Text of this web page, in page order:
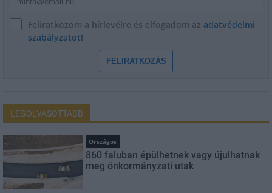
Feliratkozom a hírlevélre és elfogadom az adatvédelmi
szabályzatot!
FELIRATKOZÁS
LEGOLVASOTTABB
Országos
860 faluban épülhetnek vagy újulhatnak
meg önkormányzati utak